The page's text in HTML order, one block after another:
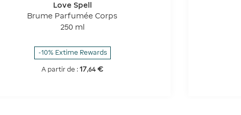
Love Spell
Brume Parfumée Corps
250 ml
-10% Extime Rewards
A partir de :17,64 €